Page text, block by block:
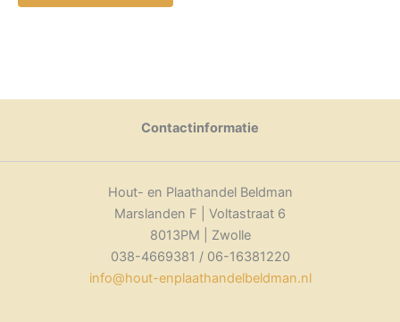
kan
op
de
productpagina
Contactinformatie
Hout- en Plaathandel Beldman
Marslanden F | Voltastraat 6
8013PM | Zwolle
038-4669381 / 06-16381220
info@hout-enplaathandelbeldman.nl